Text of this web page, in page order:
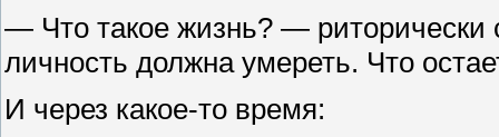
— Что такое жизнь? —
личность должна умереть. Что
И через какое-то время: